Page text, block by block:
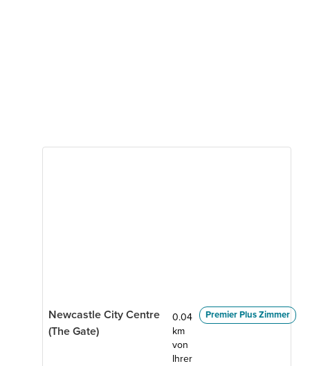
Newcastle City Centre
(The Gate)
0.04
km
von
Ihrer
Premier Plus Zimmer